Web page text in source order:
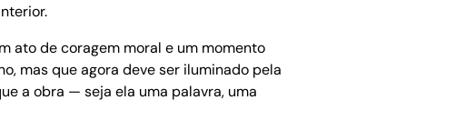
ato de coragem moral e um momento
mas que agora deve ser iluminado pela
a obra — seja ela uma palavra, uma